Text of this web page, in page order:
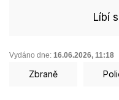
Líbí
Vydáno dne: 16.06.2026, 11:18
Zbraně